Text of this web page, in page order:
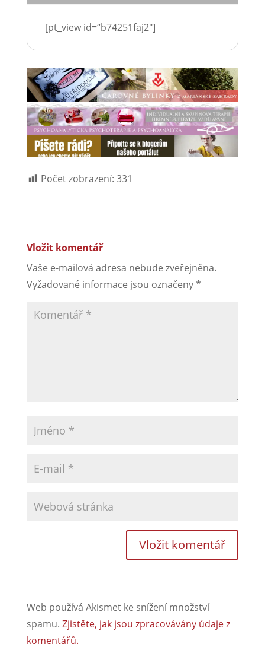
[pt_view id=“b74251faj2″]
Počet zobrazení: 331
Vložit komentář
Vaše e-mailová adresa nebude zveřejněna.
Vyžadované informace jsou označeny*
Web používá Akismet ke snížení množství
spamu. Zjistěte, jak jsou zpracovávány údaje z
komentářů.